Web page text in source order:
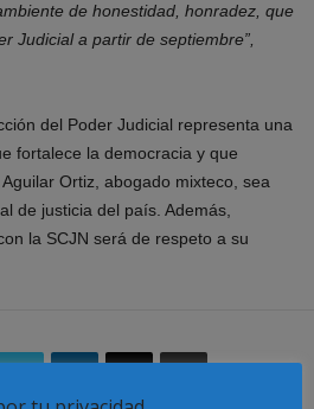
de honestidad, honradez, que
Judicial a partir de septiembre”,
del Poder Judicial representa una
fortalece la democracia y que
Ortiz, abogado mixteco, sea
de justicia del país. Además,
la SCJN será de respeto a su